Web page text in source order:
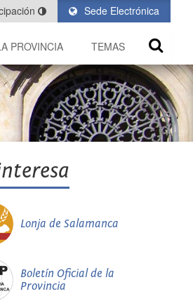
Sede Electrónica
PROVINCIA TEMAS
Lonja de Salamanca
Boletín Oficial de la
Provincia